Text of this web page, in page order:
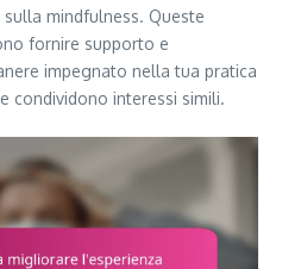
mindfulness. Queste
fornire supporto e
impegnato nella tua pratica
condividono interessi simili.